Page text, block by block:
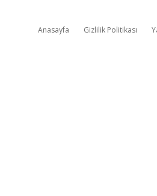
Anasayfa Gizlilik Politikası